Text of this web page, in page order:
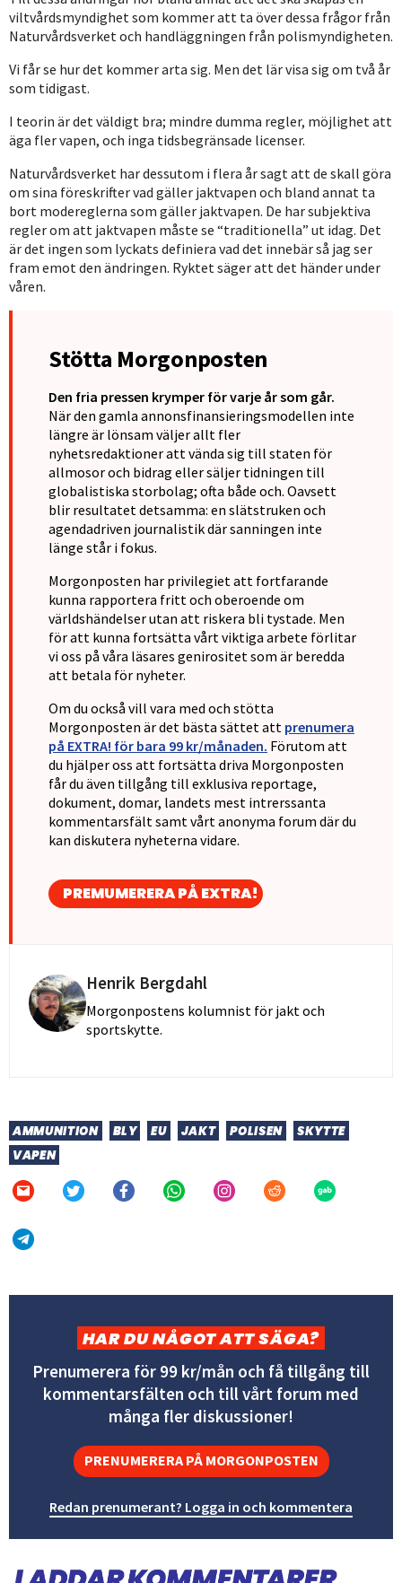
viltvårdsmyndighet som kommer att ta över dessa frågor från
Naturvårdsverket och handläggningen från polismyndigheten.
Vi får se hur det kommer arta sig. Men det lär visa sig om två år
som tidigast.
I teorin är det väldigt bra; mindre dumma regler, möjlighet att
äga fler vapen, och inga tidsbegränsade licenser.
Naturvårdsverket har dessutom i flera år sagt att de skall göra
om sina föreskrifter vad gäller jaktvapen och bland annat ta
bort modereglerna som gäller jaktvapen. De har subjektiva
regler om att jaktvapen måste se “traditionella” ut idag. Det
är det ingen som lyckats definiera vad det innebär så jag ser
fram emot den ändringen. Ryktet säger att det händer under
våren.
Stötta Morgonposten
Den fria pressen krymper för varje år som går.
När den gamla annonsfinansieringsmodellen inte
längre är lönsam väljer allt fler
nyhetsredaktioner att vända sig till staten för
allmosor och bidrag eller säljer tidningen till
globalistiska storbolag; ofta både och. Oavsett
blir resultatet detsamma: en slätstruken och
agendadriven journalistik där sanningen inte
länge står i fokus.
Morgonposten har privilegiet att fortfarande
kunna rapportera fritt och oberoende om
världshändelser utan att riskera bli tystade. Men
för att kunna fortsätta vårt viktiga arbete förlitar
vi oss på våra läsares genirositet som är beredda
att betala för nyheter.
Om du också vill vara med och stötta
Morgonposten är det bästa sättet att prenumera
på EXTRA! för bara 99 kr/månaden. Förutom att
du hjälper oss att fortsätta driva Morgonposten
får du även tillgång till exklusiva reportage,
dokument, domar, landets mest intrerssanta
kommentarsfält samt vårt anonyma forum där du
kan diskutera nyheterna vidare.
PREMUMERERA PÅ EXTRA!
Henrik Bergdahl
Morgonpostens kolumnist för jakt och
sportskytte.
AMMUNITION BLY EU JAKT POLISEN
SKYTTE
VAPEN
HAR DU NÅGOT ATT SÄGA?
Prenumerera för 99 kr/mån och få tillgång till
kommentarsfälten och till vårt forum med
många fler diskussioner!
PRENUMERERA PÅ MORGONPOSTEN
Redan prenumerant? Logga in och kommentera